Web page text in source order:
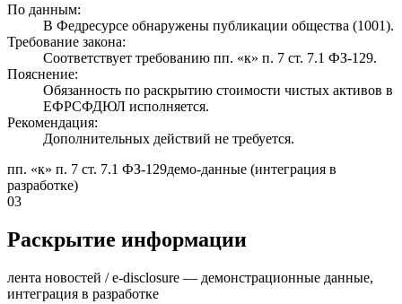
По данным:
В Федресурсе обнаружены публикации общества (1001).
Требование закона:
Соответствует требованию пп. «к» п. 7 ст. 7.1 ФЗ-129.
Пояснение:
Обязанность по раскрытию стоимости чистых активов в
ЕФРСФДЮЛ исполняется.
Рекомендация:
Дополнительных действий не требуется.
пп. «к» п. 7 ст. 7.1 ФЗ-129демо-данные (интеграция в
разработке)
03
Раскрытие информации
лента новостей / e-disclosure — демонстрационные данные,
интеграция в разработке